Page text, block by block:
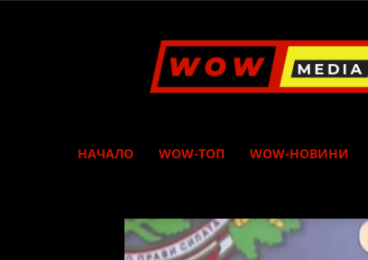
Media
НАЧАЛО WOW-ТОП WOW-НОВИНИ